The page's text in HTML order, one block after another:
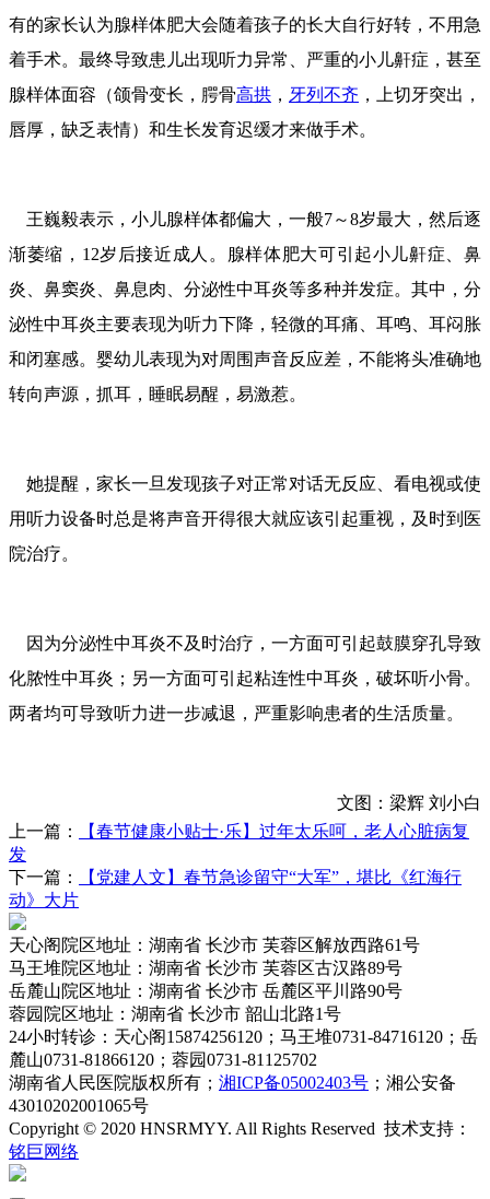
有的家长认为腺样体肥大会随着孩子的长大自行好转，不用急
着手术。最终导致患儿出现听力异常、严重的小儿鼾症，甚至
腺样体面容（颌骨变长，腭骨高拱 ， 牙列不齐 ，上切牙突出，
唇厚，缺乏表情）和生长发育迟缓才来做手术。
王巍毅表示，小儿腺样体都偏大，一般7～8岁最大，然后逐
渐萎缩，12岁后接近成人。腺样体肥大可引起小儿鼾症、鼻
炎、鼻窦炎、鼻息肉、分泌性中耳炎等多种并发症。其中，分
泌性中耳炎主要表现为听力下降，轻微的耳痛、耳鸣、耳闷胀
和闭塞感。婴幼儿表现为对周围声音反应差，不能将头准确地
转向声源，抓耳，睡眠易醒，易激惹。
她提醒，家长一旦发现孩子对正常对话无反应、看电视或使
用听力设备时总是将声音开得很大就应该引起重视，及时到医
院治疗。
因为分泌性中耳炎不及时治疗，一方面可引起鼓膜穿孔导致
化脓性中耳炎；另一方面可引起粘连性中耳炎，破坏听小骨。
两者均可导致听力进一步减退，严重影响患者的生活质量。
文图：梁辉 刘小白
上一篇：
【春节健康小贴士·乐】过年太乐呵，老人心脏病复
发
下一篇：
【党建人文】春节急诊留守“大军”，堪比《红海行
动》大片
天心阁院区地址：湖南省 长沙市 芙蓉区解放西路61号
马王堆院区地址：湖南省 长沙市 芙蓉区古汉路89号
岳麓山院区地址：湖南省 长沙市 岳麓区平川路90号
蓉园院区地址：湖南省 长沙市 韶山北路1号
24小时转诊 ：天心阁15874256120；马王堆0731-84716120；岳
麓山0731-81866120；蓉园0731-81125702
湖南省人民医院版权所有； 湘ICP备05002403号 ；湘公安备
43010202001065号
Copyright © 2020 HNSRMYY. All Rights Reserved 技术支持：
铭巨网络